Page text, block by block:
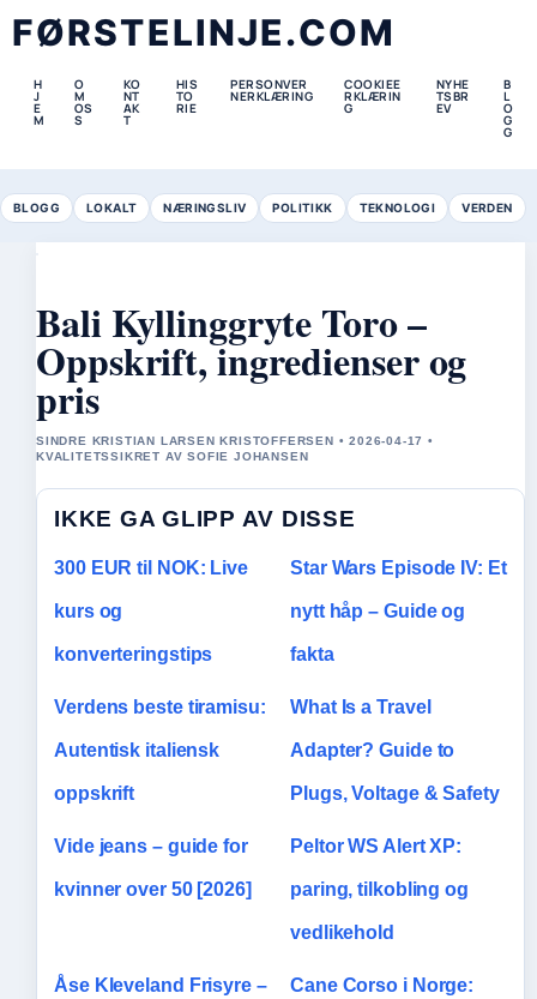
FØRSTELINJE.COM
H
J
E
M
O
M
OS
S
KO
NT
AK
T
HIS
TO
RIE
PERSONVER
NERKLÆRING
COOKIEE
RKLÆRIN
G
NYHE
TSBR
EV
B
L
O
G
G
BLOGG LOKALT NÆRINGSLIV POLITIKK TEKNOLOGI VERDEN
Bali Kyllinggryte Toro –
Oppskrift, ingredienser og
pris
SINDRE KRISTIAN LARSEN KRISTOFFERSEN • 2026-04-17 •
KVALITETSSIKRET AV SOFIE JOHANSEN
IKKE GA GLIPP AV DISSE
300 EUR til NOK: Live
kurs og
konverteringstips
Star Wars Episode IV: Et
nytt håp – Guide og
fakta
Verdens beste tiramisu:
Autentisk italiensk
oppskrift
What Is a Travel
Adapter? Guide to
Plugs, Voltage & Safety
Vide jeans – guide for
kvinner over 50 [2026]
Peltor WS Alert XP:
paring, tilkobling og
vedlikehold
Åse Kleveland Frisyre – Cane Corso i Norge: